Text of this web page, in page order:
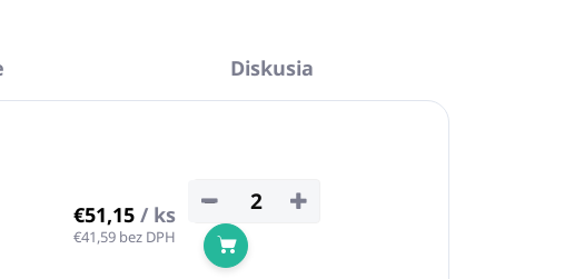
Diskusia
€51,15 / ks
€41,59 bez DPH
+
−
Do košíka